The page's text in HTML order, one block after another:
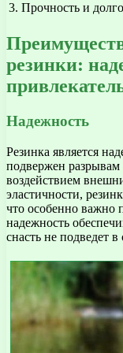
3. Прочность и
резинки:
Надежность
Резинка является
подвержен
воздействием
эластичности,
что особенно важно
надежность
снасть не подведет